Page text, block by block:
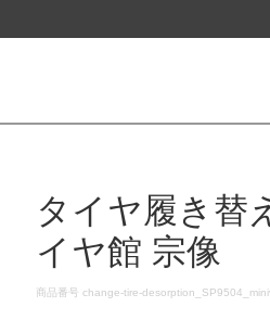
タイヤ履き替
イヤ館 宗像
DETAILS
商品番号change-tire-